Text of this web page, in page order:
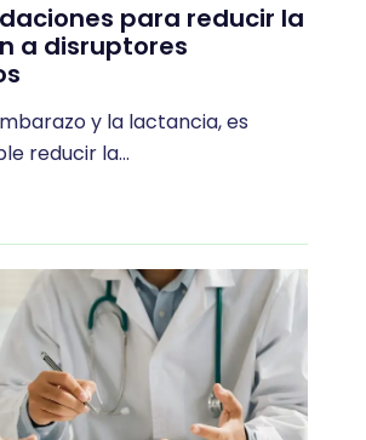
para reducir la
a disruptores
y la lactancia, es
reducir la…